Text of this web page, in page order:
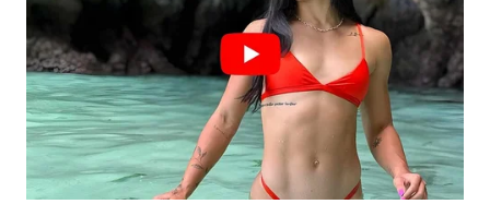
WN
DEPOK
WN
TAPANULI
UTARA